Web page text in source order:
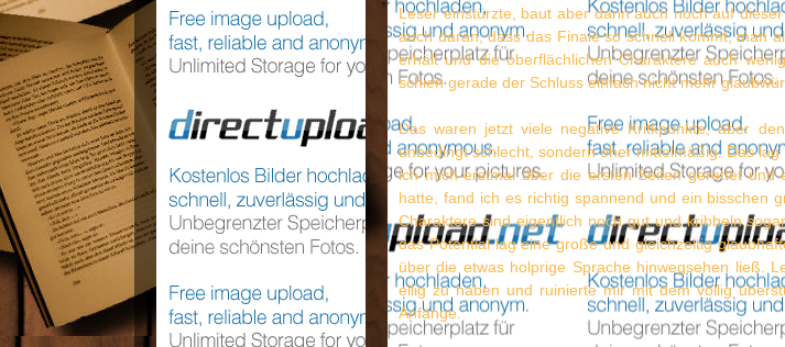
Leser einstürzte, baut aber dann auch noch auf
auch daran, dass das Finale so schnell kommt, man
erhält und die oberflächlichen Charaktere auch
schien gerade der Schluss einfach nicht mehr
Das waren jetzt viele negative Kritkpunkte, aber
unbedingt schlecht, sondern eher mittelmäßig. Das
ich mich erstmal über die ersten Seiten gerettet und
hatte, fand ich es richtig spannend und ein bisschen
Charaktere sind eigentlich noch gut und kribbeln
das Potential lag eine große und gleichzeitig
über die etwas holprige Sprache hinwegsehen ließ.
eilig zu haben und ruinierte mir mit dem völlig
Anfänge.